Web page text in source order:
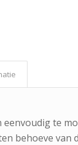
te
behoeve